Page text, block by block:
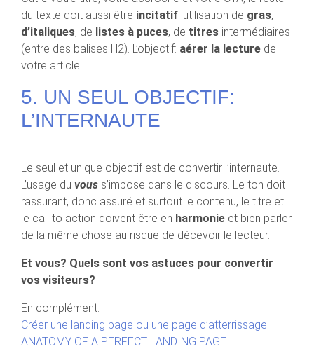
du texte doit aussi être incitatif: utilisation de gras,
d’italiques, de listes à puces, de titres intermédiaires
(entre des balises H2). L’objectif: aérer la lecture de
votre article.
5. UN SEUL OBJECTIF:
L’INTERNAUTE
Le seul et unique objectif est de convertir l’internaute.
L’usage du vous s’impose dans le discours. Le ton doit
rassurant, donc assuré et surtout le contenu, le titre et
le call to action doivent être en harmonie et bien parler
de la même chose au risque de décevoir le lecteur.
Et vous? Quels sont vos astuces pour convertir
vos visiteurs?
En complément:
Créer une landing page ou une page d’atterrissage
ANATOMY OF A PERFECT LANDING PAGE